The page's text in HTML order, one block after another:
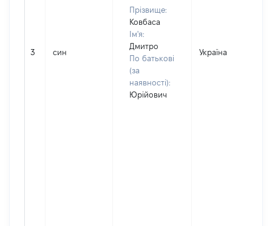
3 син
Прізвище:
Ковбаса
Ім'я:
Дмитро
По батькові
(за
наявності):
Юрійович
Україна